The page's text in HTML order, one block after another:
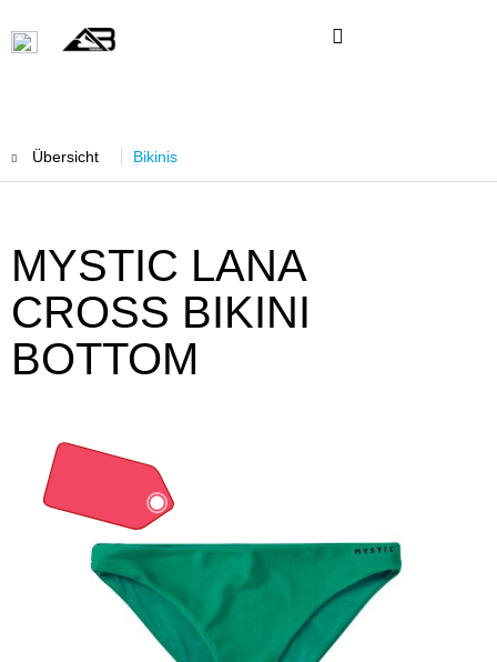
Übersicht Bikinis
MYSTIC LANA
CROSS BIKINI
BOTTOM
20%